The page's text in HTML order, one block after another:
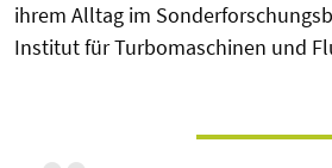
ihrem Alltag im
Institut für Turbomaschinen und